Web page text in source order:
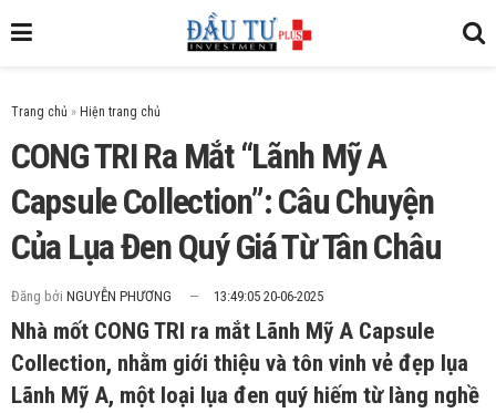
Trang chủ »
CONG TRI Ra Mắt “Lãnh Mỹ A
Capsule Collection”: Câu Chuyện
Của Lụa Đen Quý Giá Từ Tân Châu
Đăng bởi NGUYỄN PHƯƠNG 13:49:05 20-06-2025
Nhà mốt CONG TRI ra mắt Lãnh Mỹ A Capsule
Collection, nhằm giới thiệu và tôn vinh vẻ đẹp lụa
Lãnh Mỹ A, một loại lụa đen quý hiếm từ làng nghề